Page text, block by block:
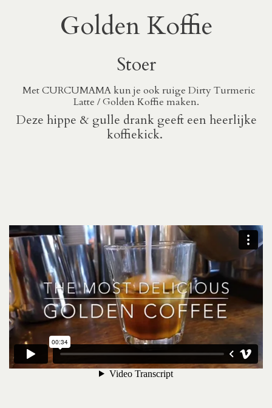
Golden Koffie
Stoer
Met CURCUMAMA kun je ook ruige Dirty Turmeric
Latte / Golden Koffie maken.
Deze hippe & gulle drank geeft een heerlijke
koffiekick.